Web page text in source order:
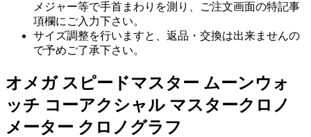
メジャー等で手首まわりを測り、ご注文画面の特記事
項欄にご入力下さい。
サイズ調整を行いますと、返品・交換は出来ませんの
で予めご了承下さい。
オメガ スピードマスター ムーンウォ
ッチ コーアクシャル マスタークロノ
メーター クロノグラフ